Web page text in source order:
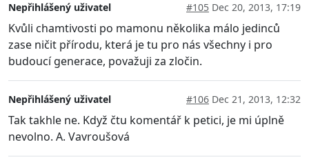
Nepřihlášený uživatel #105 Dec 20, 2013, 17:19
Kvůli chamtivosti po mamonu několika málo jedinců
zase ničit přírodu, která je tu pro nás všechny i pro
budoucí generace, považuji za zločin.
Nepřihlášený uživatel #106 Dec 21, 2013, 12:32
Tak takhle ne. Když čtu komentář k petici, je mi úplně
nevolno. A. Vavroušová